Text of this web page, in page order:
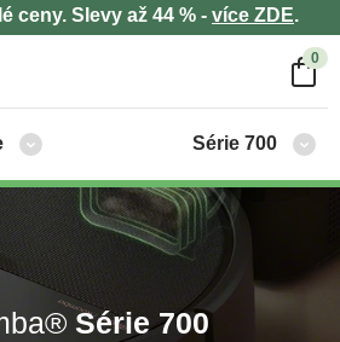
ceny. Slevy až 44 % - více ZDE.
0
Série 700
Série 700